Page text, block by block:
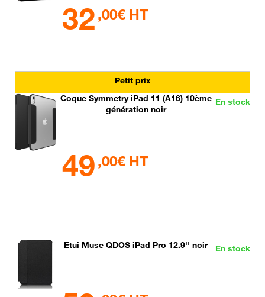
32 ,00€ HT
Petit prix
En stock
Coque Symmetry iPad 11 (A16) 10ème
génération noir
49 ,00€ HT
En stock
Etui Muse QDOS iPad Pro 12.9'' noir